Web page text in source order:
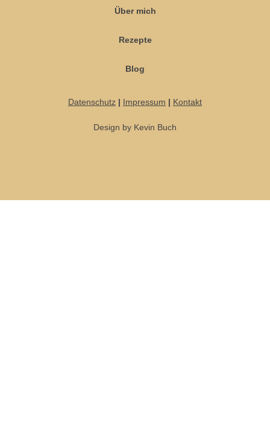
Über mich
Rezepte
Blog
Datenschutz | Impressum | Kontakt
Design by Kevin Buch